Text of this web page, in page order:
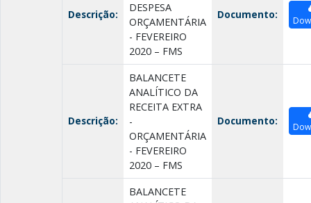
Descrição:
DESPESA
ORÇAMENTÁRIA
- FEVEREIRO
2020 – FMS
Documento:
Descrição:
BALANCETE
ANALÍTICO DA
RECEITA EXTRA
-
ORÇAMENTÁRIA
- FEVEREIRO
2020 – FMS
Documento:
BALANCETE